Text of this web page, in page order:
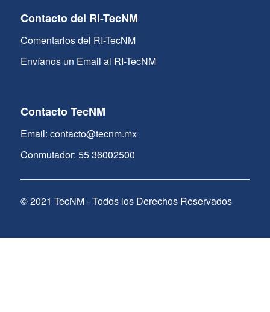
Contacto del RI-TecNM
Comentarios del RI-TecNM
Envíanos un Email al RI-TecNM
Contacto TecNM
Email: contacto@tecnm.mx
Conmutador: 55 36002500
© 2021 TecNM - Todos los Derechos Reservados